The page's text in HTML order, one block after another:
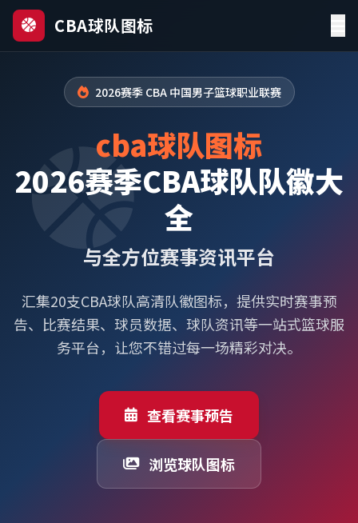
CBA球队图标
2026赛季 CBA 中国男子篮球职业联赛
cba球队图标
2026赛季CBA球队队徽大
全
与全方位赛事资讯平台
汇集20支CBA球队高清队徽图标，提供实时赛事预
告、比赛结果、球员数据、球队资讯等一站式篮球服
务平台，让您不错过每一场精彩对决。
查看赛事预告
浏览球队图标